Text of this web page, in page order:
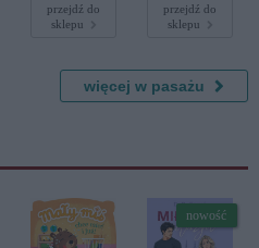
Srebrne
serce
przejdź do
sklepu
przejdź do
sklepu
więcej w pasażu
nowość